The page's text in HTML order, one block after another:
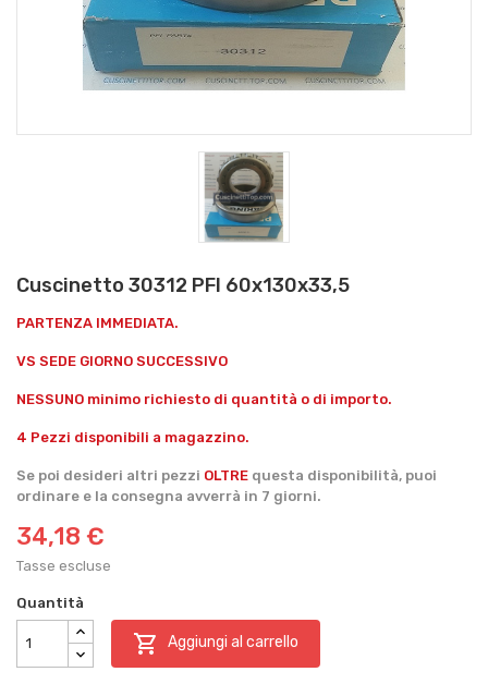
Cuscinetto 30312 PFI 60x130x33,5
PARTENZA IMMEDIATA.
VS SEDE GIORNO SUCCESSIVO
NESSUNO minimo richiesto di quantità o di importo.
4 Pezzi disponibili a magazzino.
Se poi desideri altri pezzi OLTRE questa disponibilità, puoi
ordinare e la consegna avverrà in 7 giorni.
34,18 €
Tasse escluse
Quantità
 Aggiungi al carrello